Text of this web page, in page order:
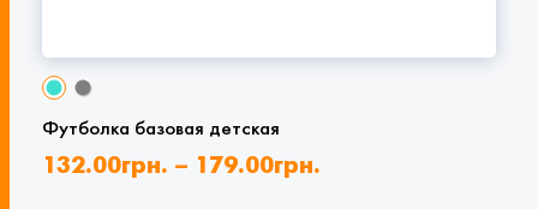
Футболка базовая детская
132.00грн. – 179.00грн.